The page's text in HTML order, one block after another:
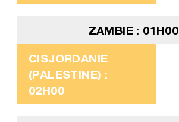
ZAMBIE : 01H00
CISJORDANIE
(PALESTINE) :
02H00